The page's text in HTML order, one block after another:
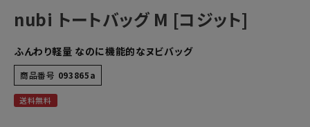
nubi トートバッグ M [コジット]
ふんわり軽量 なのに機能的なヌビバッグ
商品番号 093865a
送料無料